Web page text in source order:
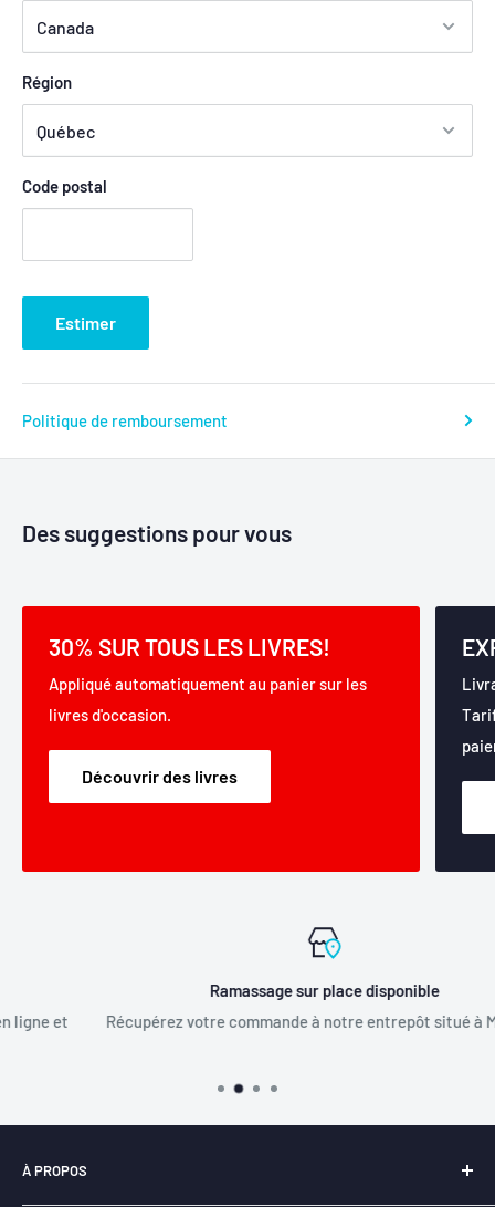
Région
Code postal
Estimer
Politique de remboursement
Des suggestions pour vous
30% SUR TOUS LES LIVRES!
Appliqué automatiquement au panier sur les
livres d'occasion.
Découvrir des livres
Ramassage sur place disponible
Récupérez votre commande à notre entrepôt situé à Mirabel.
À PROPOS